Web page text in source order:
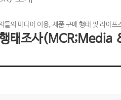
들의 미디어 이용, 제품 구매 행태 및 라이
태조사